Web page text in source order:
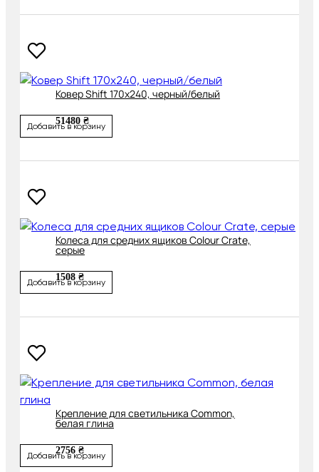
Ковер Shift 170х240, черный/белый
51480 ₴
Добавить в корзину
Колеса для средних ящиков Colour Crate,
серые
1508 ₴
Добавить в корзину
Крепление для светильника Common,
белая глина
2756 ₴
Добавить в корзину